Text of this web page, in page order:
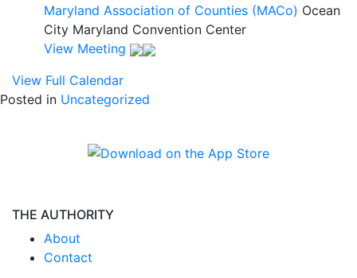
Maryland Association of Counties (MACo) Ocean
City Maryland Convention Center
View Meeting
View Full Calendar
Posted in Uncategorized
THE AUTHORITY
About
Contact